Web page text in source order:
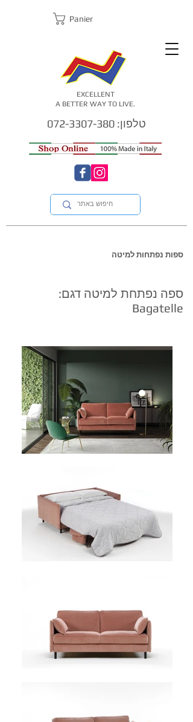
טלפון: 072-3307-380
Panier
EXCELLENT
A BETTER WAY TO LIVE.
ספות נפתחות למיטה
ספה נפתחת למיטה דגם:
Bagatelle